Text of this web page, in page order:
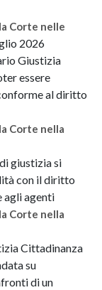
Corte nelle
2026
Giustizia
essere
al diritto
Corte nella
giustizia si
con il diritto
agli agenti
Corte nella
Cittadinanza
su
di un